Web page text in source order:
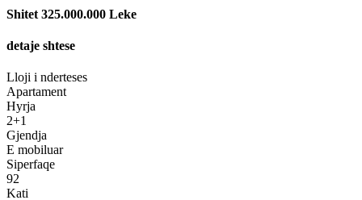
Shitet 325.000.000 Leke
detaje shtese
Lloji i nderteses
Apartament
Hyrja
2+1
Gjendja
E mobiluar
Siperfaqe
92
Kati